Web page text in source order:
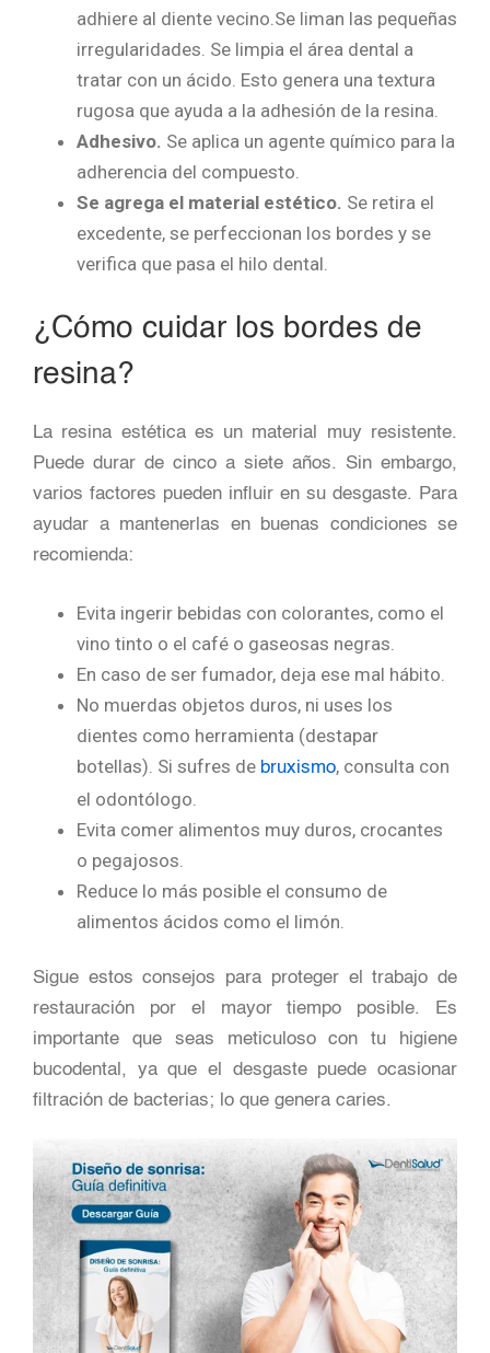
adhiere al diente vecino.Se liman las pequeñas
irregularidades. Se limpia el área dental a
tratar con un ácido. Esto genera una textura
rugosa que ayuda a la adhesión de la resina.
Adhesivo. Se aplica un agente químico para la
adherencia del compuesto.
Se agrega el material estético. Se retira el
excedente, se perfeccionan los bordes y se
verifica que pasa el hilo dental.
¿Cómo cuidar los bordes de
resina?
La resina estética es un material muy resistente.
Puede durar de cinco a siete años. Sin embargo,
varios factores pueden influir en su desgaste. Para
ayudar a mantenerlas en buenas condiciones se
recomienda:
Evita ingerir bebidas con colorantes, como el
vino tinto o el café o gaseosas negras.
En caso de ser fumador, deja ese mal hábito.
No muerdas objetos duros, ni uses los
dientes como herramienta (destapar
botellas). Si sufres de bruxismo, consulta con
el odontólogo.
Evita comer alimentos muy duros, crocantes
o pegajosos.
Reduce lo más posible el consumo de
alimentos ácidos como el limón.
Sigue estos consejos para proteger el trabajo de
restauración por el mayor tiempo posible. Es
importante que seas meticuloso con tu higiene
bucodental, ya que el desgaste puede ocasionar
filtración de bacterias; lo que genera caries.